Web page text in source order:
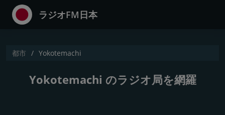
ラジオFM日本
都市 Yokotemachi
Yokotemachi のラジオ局を網羅